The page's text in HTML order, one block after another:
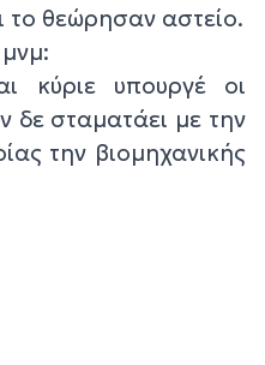
το θεώρησαν αστείο.
κύριε υπουργέ οι
δε σταματάει με την
την βιομηχανικής